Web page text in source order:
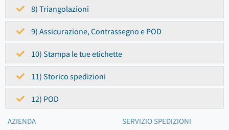
8) Triangolazioni
9) Assicurazione, Contrassegno e POD
10) Stampa le tue etichette
11) Storico spedizioni
12) POD
AZIENDA
SERVIZIO SPEDIZIONI